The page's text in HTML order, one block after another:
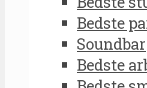
Bedste
Soundbar
Bedste